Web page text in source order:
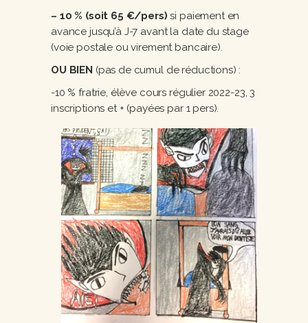
– 10 % (soit 65 €/pers)si paiement en
avance jusqu’à J-7 avant la date du stage
(voie postale ou virement bancaire).
OU BIEN (pas de cumul de réductions) :
-10 % fratrie, élève cours régulier 2022-23, 3
inscriptions et + (payées par 1 pers).